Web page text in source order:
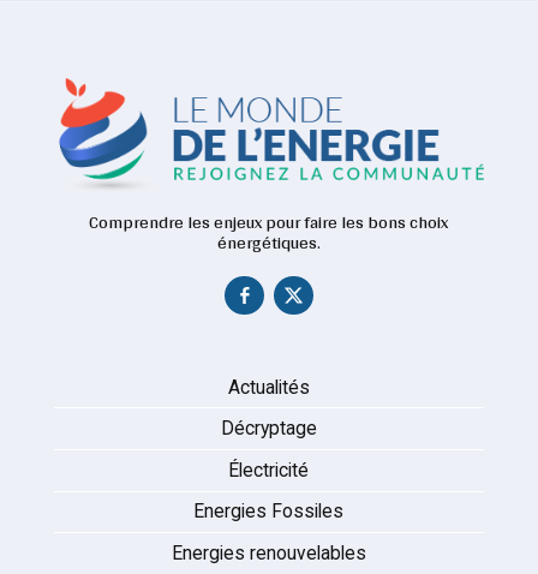
Comprendre les enjeux pour faire les bons choix
énergétiques.
Actualités
Décryptage
Électricité
Energies Fossiles
Energies renouvelables